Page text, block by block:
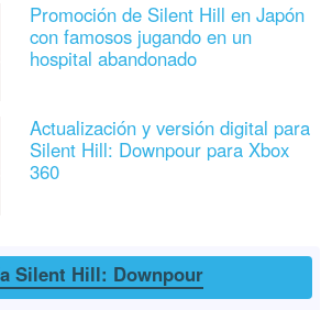
Promoción de Silent Hill en Japón
con famosos jugando en un
hospital abandonado
Actualización y versión digital para
Silent Hill: Downpour para Xbox
360
Silent Hill: Downpour